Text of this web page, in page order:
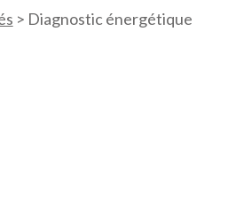
> Diagnostic énergétique